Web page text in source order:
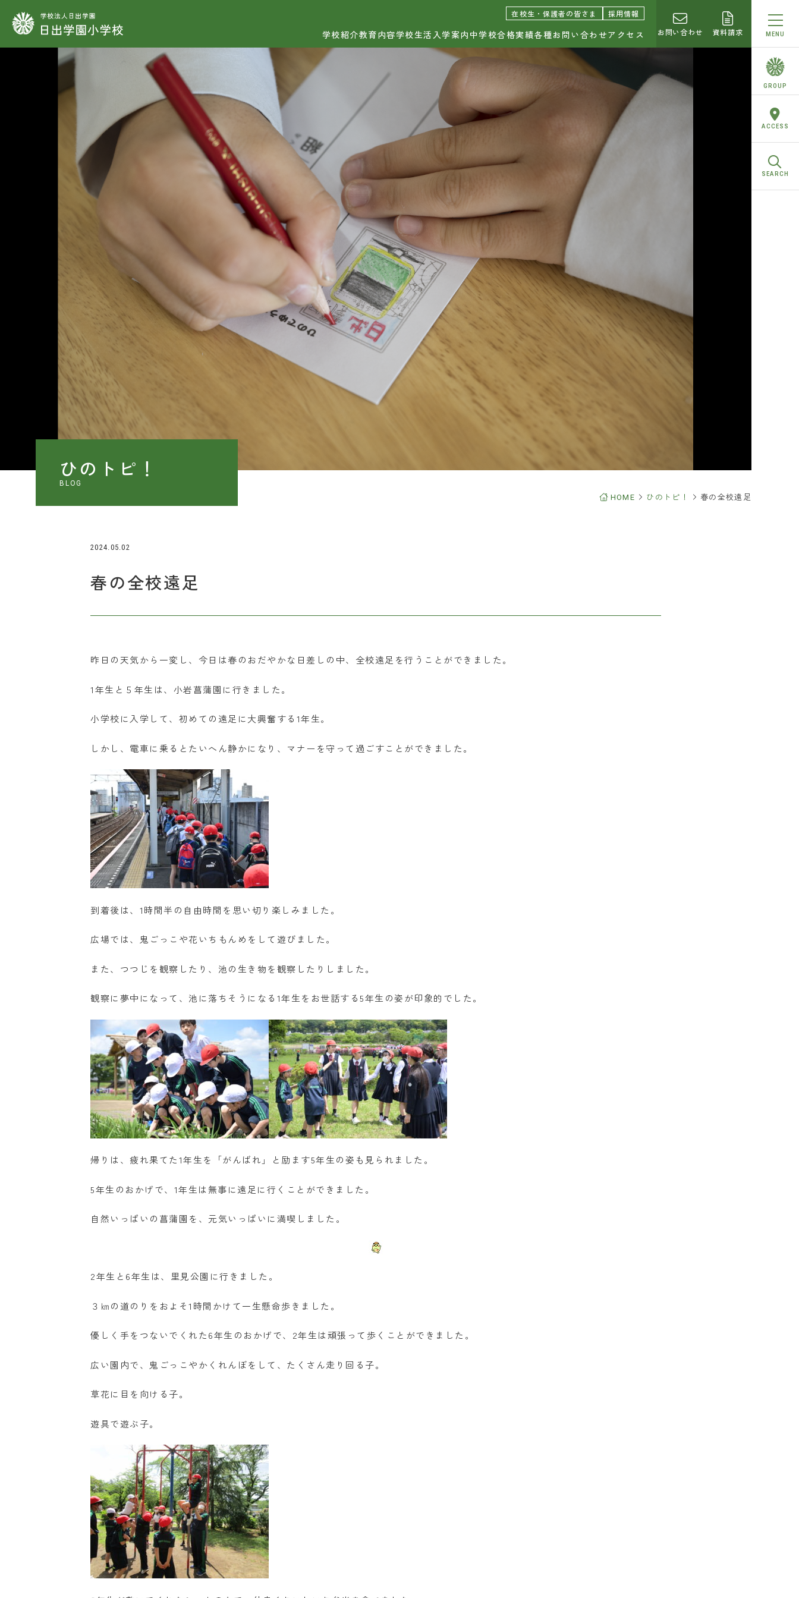
在校生・保護者の皆さま 採用情報
学校紹介教育内容学校生活 入学案内 中学校合格実績各種お問い合わせアクセス お問い合わせ 資料請求
教育理念・学校長挨拶
学校の取り組み
施設紹介
制服紹介
教育の特長
教育課程
教科概要
時間割
学校生活
年間行事
小学校の1日
カウンセラー・相談室
入学案内
入試情報
個別案内お申込み
各種諸費用
転編入学案内
日和かっぱペーパークラフト
アフタースクールについて
お知らせ
ひのトピ！
各種お問い合わせ
よくあるご質問
お問い合わせ
資料請求
在校生・保護者の皆さま
採用情報
このサイトについて
個人情報の取り扱いについて
MENU
GROUP
ACCESS
SEARCH
ひのトピ！
BLOG
HOME ひのトピ！ 春の全校遠足
2024.05.02
春の全校遠足
昨日の天気から一変し、今日は春のおだやかな日差しの中、全校遠足を行うことができました。
1年生と５年生は、小岩菖蒲園に行きました。
小学校に入学して、初めての遠足に大興奮する1年生。
しかし、電車に乗るとたいへん静かになり、マナーを守って過ごすことができました。
到着後は、1時間半の自由時間を思い切り楽しみました。
広場では、鬼ごっこや花いちもんめをして遊びました。
また、つつじを観察したり、池の生き物を観察したりしました。
観察に夢中になって、池に落ちそうになる1年生をお世話する5年生の姿が印象的でした。
帰りは、疲れ果てた1年生を「がんばれ」と励ます5年生の姿も見られました。
5年生のおかげで、1年生は無事に遠足に行くことができました。
自然いっぱいの菖蒲園を、元気いっぱいに満喫しました。
2年生と6年生は、里見公園に行きました。
３㎞の道のりをおよそ1時間かけて一生懸命歩きました。
優しく手をつないでくれた6年生のおかげで、2年生は頑張って歩くことができました。
広い園内で、鬼ごっこやかくれんぼをして、たくさん走り回る子。
草花に目を向ける子。
遊具で遊ぶ子。